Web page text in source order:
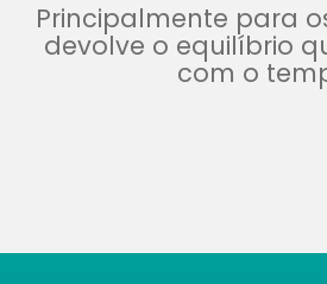
Principalmente para
devolve o equilíbrio
com o